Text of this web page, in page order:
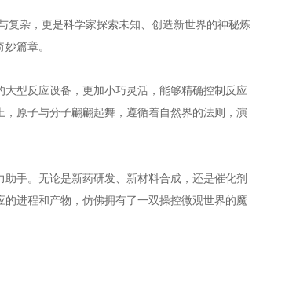
杂，更是科学家探索未知、创造新世界的神秘炼
篇章。
型反应设备，更加小巧灵活，能够精确控制反应
原子与分子翩翩起舞，遵循着自然界的法则，演
手。无论是新药研发、新材料合成，还是催化剂
进程和产物，仿佛拥有了一双操控微观世界的魔